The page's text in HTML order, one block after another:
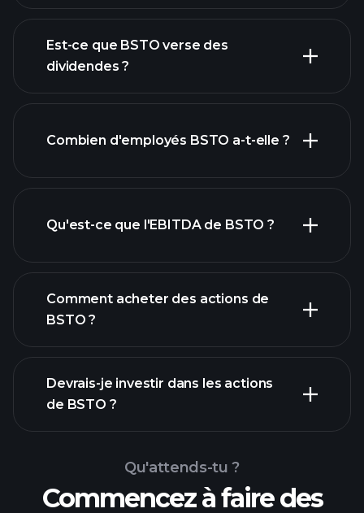
financiers
rapports financiers
Est-ce que BSTO verse des
dividendes ?
actions à fort
Combien d'employés BSTO a-t-elle ?
plus grands
Qu'est-ce que l'EBITDA de BSTO ?
rapports financiers
Comment acheter des actions de
BSTO ?
Devrais-je investir dans les actions
de BSTO ?
Qu'attends-tu ?
Commencez à faire des